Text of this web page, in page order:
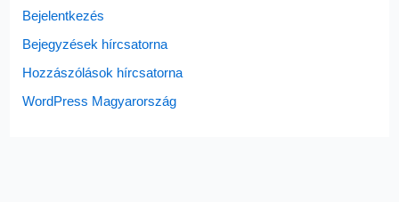
Bejelentkezés
Bejegyzések hírcsatorna
Hozzászólások hírcsatorna
WordPress Magyarország